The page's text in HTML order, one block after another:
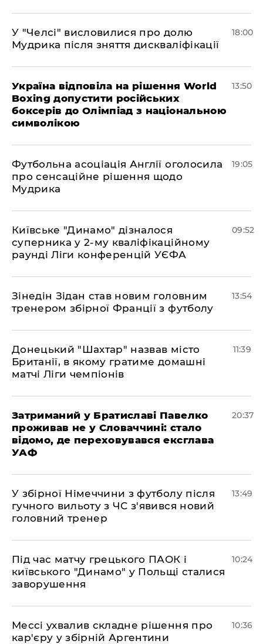
У "Челсі" висловилися про долю
Мудрика після зняття дискваліфікації
18:00
Україна відповіла на рішення World
Boxing допустити російських
боксерів до Олімпіад з національною
символікою
13:50
​Футбольна асоціація Англії оголосила
про сенсаційне рішення щодо
Мудрика
19:05
Київське "Динамо" дізналося
суперника у 2-му кваліфікаційному
раунді Ліги конференцій УЄФА
09:52
​Зінедін Зідан став новим головним
тренером збірної Франції з футболу
13:54
Донецький "Шахтар" назвав місто
Британії, в якому гратиме домашні
матчі Ліги чемпіонів
11:39
Затриманий у Братиславі Павелко
проживав не у Словаччині: стало
відомо, де переховувався ексглава
УАФ
20:37
У збірної Німеччини з футболу після
гучного вильоту з ЧС з'явився новий
головний тренер
13:49
Під час матчу грецького ПАОК і
київського "Динамо" у Польщі сталися
заворушення
10:24
Мессі ухвалив складне рішення про
кар'єру у збірній Аргентини
10:36